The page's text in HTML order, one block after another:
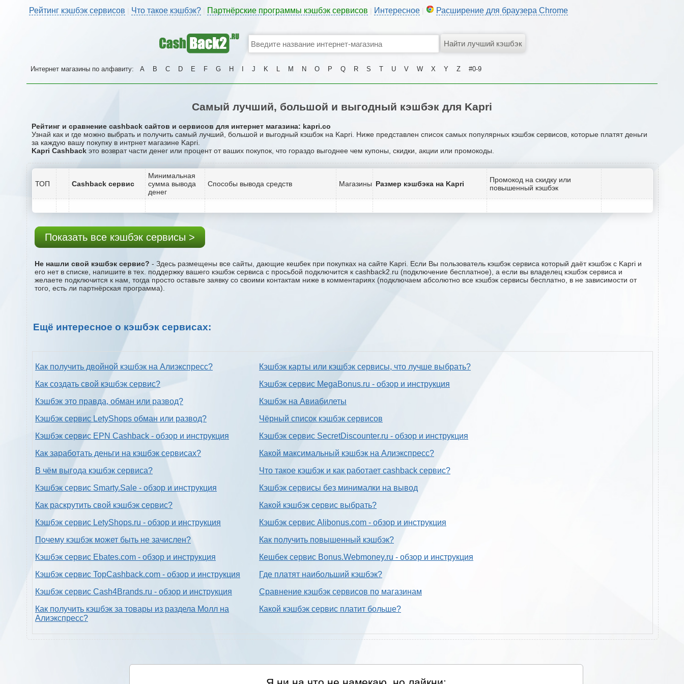
Рейтинг кэшбэк сервисов Что такое кэшбэк? Партнёрские программы кэшбэк сервисов Интересное Расширение для браузера Chrome
Интернет магазины по алфавиту: A B C D E F G H J K L M N O P Q R S T U V W X Y Z #0-9
Самый лучший, большой и выгодный кэшбэк для Kapri
Рейтинг и сравнение cashback сайтов и сервисов для интернет магазина: kapri.co
Узнай как и где можно выбрать и получить самый лучший, большой и выгодный кэшбэк на Kapri. Ниже представлен список самых популярных кэшбэк сервисов, которые платят деньги
за каждую вашу покупку в интрнет магазине Kapri.
Kapri Cashback это возврат части денег или процент от ваших покупок, что гораздо выгоднее чем купоны, скидки, акции или промокоды.
ТОП Cashback сервис
Минимальная
сумма вывода
денег
Способы вывода средств Магазины Размер кэшбэка на Kapri
Промокод на скидку или
повышенный кэшбэк
Показать все кэшбэк сервисы >
Не нашли свой кэшбэк сервис? - Здесь размещены все сайты, дающие кешбек при покупках на сайте Kapri. Если Вы пользователь кэшбэк сервиса который даёт кэшбэк с Kapri и
его нет в списке, напишите в тех. поддержку вашего кэшбэк сервиса с проcьбой подключится к cashback2.ru (подключение бесплатное), а если вы владелец кэшбэк сервиса и
желаете подключится к нам, тогда просто оставьте заявку со своими контактам ниже в комментариях (подключаем абсолютно все кэшбэк сервисы бесплатно, в не зависимости от
того, есть ли партнёрская программа).
Ещё интересное о кэшбэк сервисах:
Как получить двойной кэшбэк на Алиэкспресс?
Как создать свой кэшбэк сервис?
Кэшбэк это правда, обман или развод?
Кэшбэк сервис LetyShops обман или развод?
Кэшбэк сервис EPN Cashback - обзор и инструкция
Как заработать деньги на кэшбэк сервисах?
В чём выгода кэшбэк сервиса?
Кэшбэк сервис Smarty.Sale - обзор и инструкция
Как раскрутить свой кэшбэк сервис?
Кэшбэк сервис LetyShops.ru - обзор и инструкция
Почему кэшбэк может быть не зачислен?
Кэшбэк сервис Ebates.com - обзор и инструкция
Кэшбэк сервис TopCashback.com - обзор и инструкция
Кэшбэк сервис Cash4Brands.ru - обзор и инструкция
Как получить кэшбэк за товары из раздела Молл на
Алиэкспресс?
Кэшбэк карты или кэшбэк сервисы, что лучше выбрать?
Кэшбэк сервис MegaBonus.ru - обзор и инструкция
Кэшбэк на Авиабилеты
Чёрный список кэшбэк сервисов
Кэшбэк сервис SecretDiscounter.ru - обзор и инструкция
Какой максимальный кэшбэк на Алиэкспресс?
Что такое кэшбэк и как работает cashback сервис?
Кэшбэк сервисы без минималки на вывод
Какой кэшбэк сервис выбрать?
Кэшбэк сервис Alibonus.com - обзор и инструкция
Как получить повышенный кэшбэк?
Кешбек сервис Bonus.Webmoney.ru - обзор и инструкция
Где платят наибольший кэшбэк?
Сравнение кэшбэк сервисов по магазинам
Какой кэшбэк сервис платит больше?